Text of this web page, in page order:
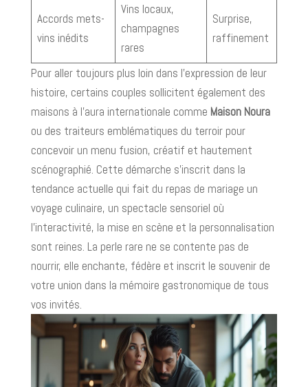
Accords mets-
vins inédits
Vins locaux,
champagnes
rares
Surprise,
raffinement
Pour aller toujours plus loin dans l’expression de leur
histoire, certains couples sollicitent également des
maisons à l’aura internationale comme Maison Noura
ou des traiteurs emblématiques du terroir pour
concevoir un menu fusion, créatif et hautement
scénographié. Cette démarche s’inscrit dans la
tendance actuelle qui fait du repas de mariage un
voyage culinaire, un spectacle sensoriel où
l’interactivité, la mise en scène et la personnalisation
sont reines. La perle rare ne se contente pas de
nourrir, elle enchante, fédère et inscrit le souvenir de
votre union dans la mémoire gastronomique de tous
vos invités.